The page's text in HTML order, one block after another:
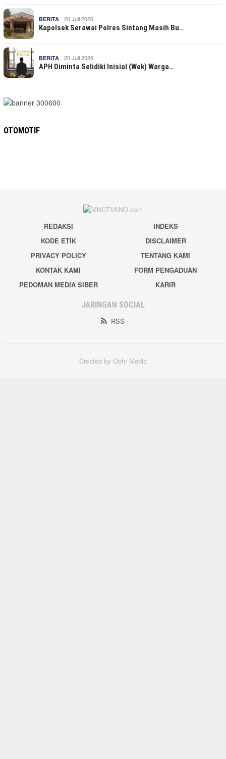
BERITA 20 Juli 2026
Kapolsek Serawai Polres Sintang Masih Bu…
BERITA 20 Juli 2026
APH Diminta Selidiki Inisial (Wek) Warga…
OTOMOTIF
REDAKSI
INDEKS
KODE ETIK
DISCLAIMER
PRIVACY POLICY
TENTANG KAMI
KONTAK KAMI
FORM PENGADUAN
PEDOMAN MEDIA SIBER
KARIR
JARINGAN SOCIAL
RSS
Created by Oofy Media